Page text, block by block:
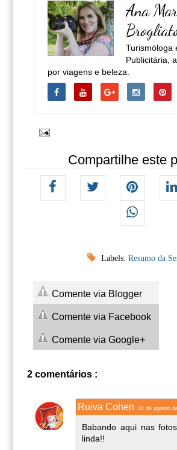
Ana
Turismóloga
Publicitária,
por viagens e beleza.
Compartilhe este
Labels: Resumo da
Comente via Blogger
Comente via Facebook
Comente via Google+
2 comentários :
Ruiva Cohen 24 de agosto
Babando aqui nas
linda!!